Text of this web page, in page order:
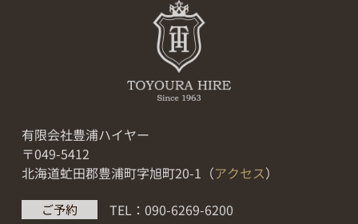
有限会社豊浦ハイヤー
〒049-5412
北海道虻田郡豊浦町字旭町20-1（アクセス）
ご予約 TEL：090-6269-6200